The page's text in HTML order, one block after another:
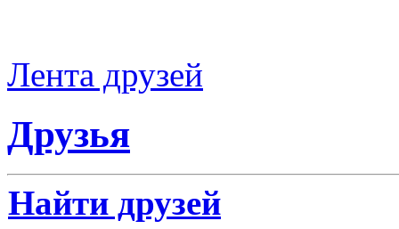
Лента друзей
Друзья
Найти друзей